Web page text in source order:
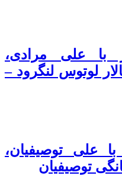
با علی مرادی،
لوتوس لنگرود –
علی توصیفیان،
توصیفیان